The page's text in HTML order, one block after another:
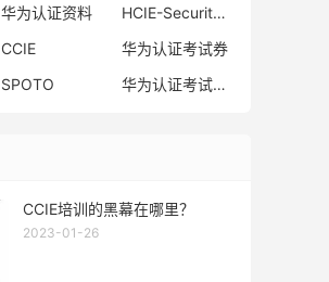
华为认证资料
HCIE-Security备考指南
CCIE
华为认证考试券
SPOTO 华为认证考试费用
CCIE培训的黑幕在哪里？
2023-01-26